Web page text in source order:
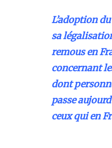
L’adoption
sa
remous en
concernant
dont
passe
ceux qui en